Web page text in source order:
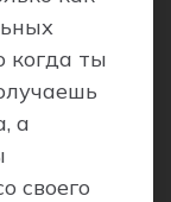
когда ты
а
своего